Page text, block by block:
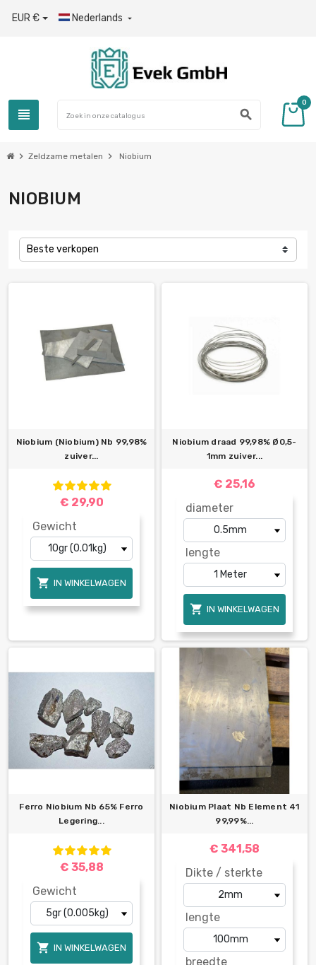
EUR € Nederlands 
view_headline search
0
chevron_right Zeldzame metalen chevron_right Niobium
NIOBIUM
Beste verkopen
Niobium (Niobium) Nb 99,98%
zuiver...
€ 29,90
Gewicht
 IN WINKELWAGEN
Niobium draad 99,98% Ø0,5-
1mm zuiver...
€ 25,16
diameter
lengte
 IN WINKELWAGEN
Ferro Niobium Nb 65% Ferro
Legering...
€ 35,88
Gewicht
 IN WINKELWAGEN
Niobium Plaat Nb Element 41
99,99%...
€ 341,58
Dikte / sterkte
lengte
breedte